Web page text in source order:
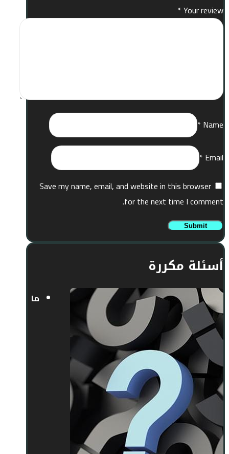
Your review
*
Name
*
Email
*
Save my name, email, and website in this browser
for the next time I comment.
Submit
أسئلة مكررة
ما